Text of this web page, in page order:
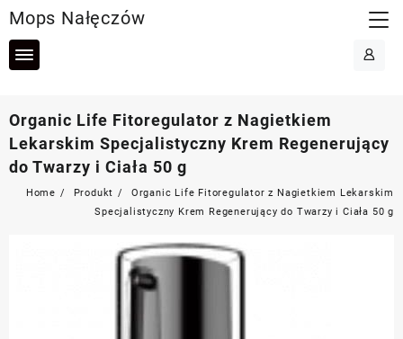
to
content
Mops Nałęczów
Organic Life Fitoregulator z Nagietkiem
Lekarskim Specjalistyczny Krem Regenerujący
do Twarzy i Ciała 50 g
Home Produkt
Organic Life Fitoregulator z Nagietkiem Lekarskim
Specjalistyczny Krem Regenerujący do Twarzy i Ciała 50 g